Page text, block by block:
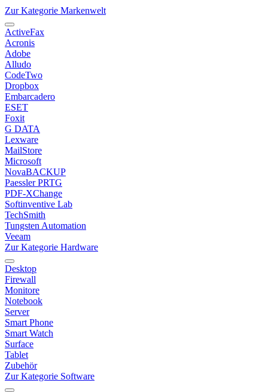
Zur Kategorie Markenwelt
ActiveFax
Acronis
Adobe
Alludo
CodeTwo
Dropbox
Embarcadero
ESET
Foxit
G DATA
Lexware
MailStore
Microsoft
NovaBACKUP
Paessler PRTG
PDF-XChange
Softinventive Lab
TechSmith
Tungsten Automation
Veeam
Zur Kategorie Hardware
Desktop
Firewall
Monitore
Notebook
Server
Smart Phone
Smart Watch
Surface
Tablet
Zubehör
Zur Kategorie Software